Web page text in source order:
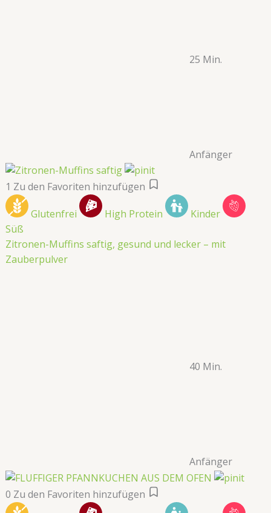
25 Min.
Anfänger
1 Zu den Favoriten hinzufügen
Glutenfrei High Protein
Kinder
Süß
Zitronen-Muffins saftig, gesund und lecker – mit
Zauberpulver
40 Min.
Anfänger
0 Zu den Favoriten hinzufügen